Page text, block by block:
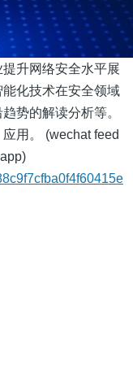
升网络安全水平展
化技术在安全领域
势的解读分析等。
用。 (wechat feed